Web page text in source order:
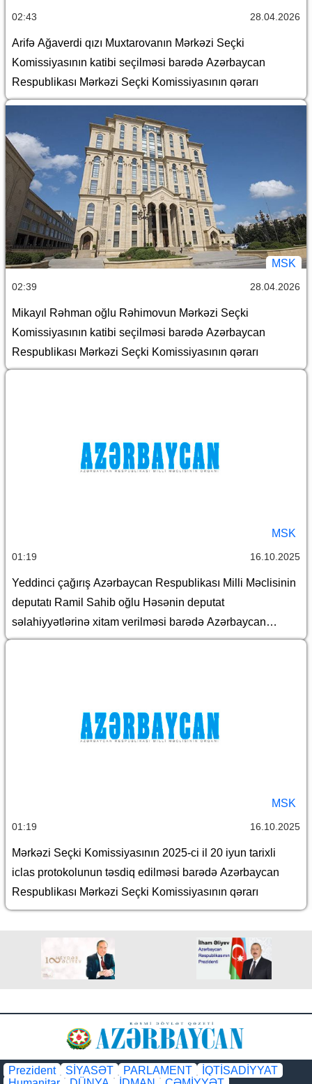
02:43 28.04.2026
Arifə Ağaverdi qızı Muxtarovanın Mərkəzi Seçki
Komissiyasının katibi seçilməsi barədə Azərbaycan
Respublikası Mərkəzi Seçki Komissiyasının qərarı
MSK
02:39 28.04.2026
Mikayıl Rəhman oğlu Rəhimovun Mərkəzi Seçki
Komissiyasının katibi seçilməsi barədə Azərbaycan
Respublikası Mərkəzi Seçki Komissiyasının qərarı
MSK
01:19 16.10.2025
Yeddinci çağırış Azərbaycan Respublikası Milli Məclisinin
deputatı Ramil Sahib oğlu Həsənin deputat
səlahiyyətlərinə xitam verilməsi barədə Azərbaycan
Respublikası Mərkəzi Seçki Komissiyasının qərarı
MSK
01:19 16.10.2025
Mərkəzi Seçki Komissiyasının 2025-ci il 20 iyun tarixli
iclas protokolunun təsdiq edilməsi barədə Azərbaycan
Respublikası Mərkəzi Seçki Komissiyasının qərarı
Prezident SİYASƏT PARLAMENT
İQTİSADİYYAT